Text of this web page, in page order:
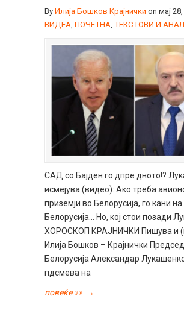
By Илија Бошков Крајнички on мај 28,
ВИДЕА ПОЧЕТНА ТЕКСТОВИ И
САД со Бајден го дпре дното!?
исмејува (видео): Ако треба
приземји во Белорусија, го кани
Белорусија… Но, кој стои позади
ХОРОСКОП КРАЈНИЧКИ Пишува и
Илија Бошков – Крајнички
Белорусија Александар
пдсмева на
повеќе »» →